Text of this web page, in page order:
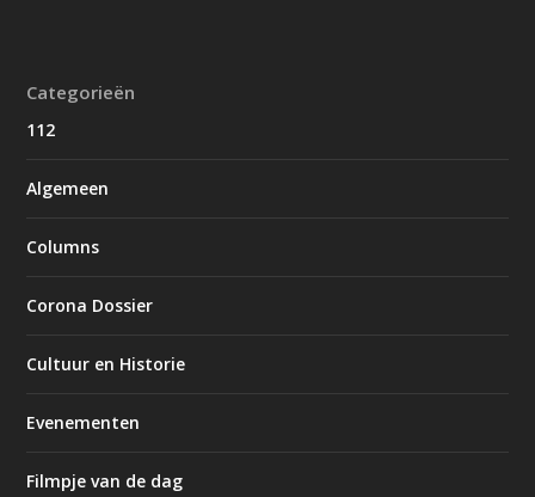
Categorieën
112
Algemeen
Columns
Corona Dossier
Cultuur en Historie
Evenementen
Filmpje van de dag